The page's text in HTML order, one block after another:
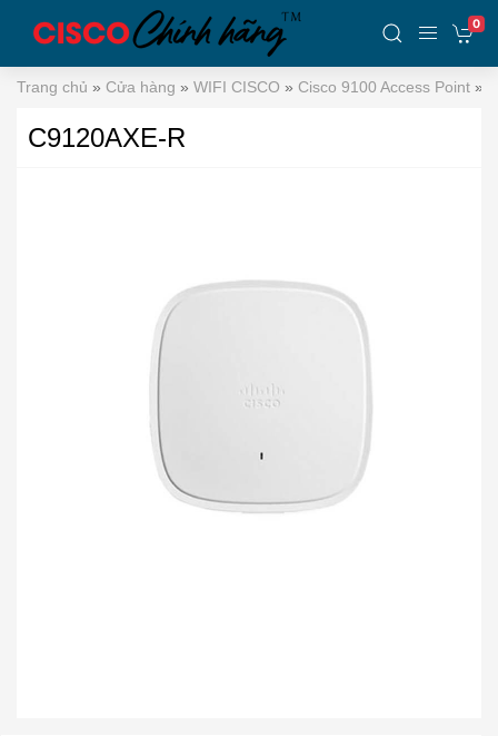
0
Trang chủ » Cửa hàng » WIFI CISCO » Cisco 9100 Access Point »
C9120AXE-R